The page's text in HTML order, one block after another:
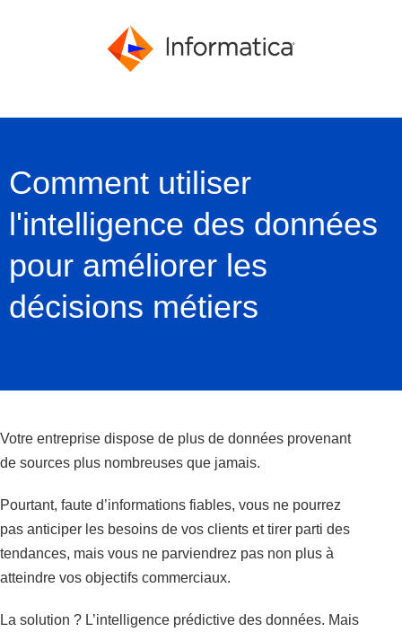
Comment utiliser
l'intelligence des données
pour améliorer les
décisions métiers
Votre entreprise dispose de plus de données provenant
de sources plus nombreuses que jamais.
Pourtant, faute d’informations fiables, vous ne pourrez
pas anticiper les besoins de vos clients et tirer parti des
tendances, mais vous ne parviendrez pas non plus à
atteindre vos objectifs commerciaux.
La solution ? L’intelligence prédictive des données. Mais